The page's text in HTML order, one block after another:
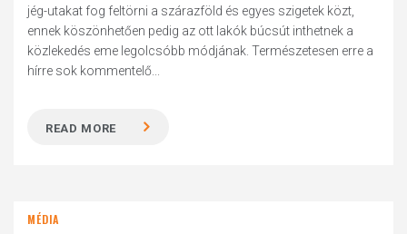
jég-utakat fog feltörni a szárazföld és egyes szigetek közt,
ennek köszönhetően pedig az ott lakók búcsút inthetnek a
közlekedés eme legolcsóbb módjának. Természetesen erre a
hírre sok kommentelő...
READ MORE
MÉDIA